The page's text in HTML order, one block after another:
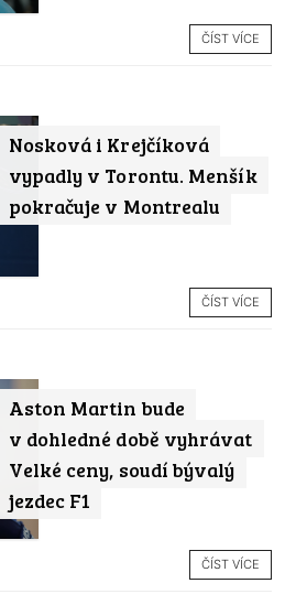
ČÍST VÍCE
Nosková i Krejčíková
vypadly v Torontu. Menšík
pokračuje v Montrealu
ČÍST VÍCE
Aston Martin bude
v dohledné době vyhrávat
Velké ceny, soudí bývalý
jezdec F1
ČÍST VÍCE